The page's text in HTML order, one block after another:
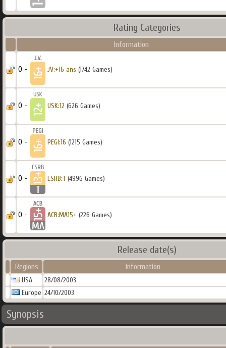
Rating Categories
Information
0 - JV:+16 ans (1742 Games)
0 - USK:12 (626 Games)
0 - PEGI:16 (1215 Games)
0 - ESRB:T(4996 Games)
0 - ACB:MA15+ (226 Games)
Release date(s)
Regions Information
USA
28/08/2003
Europe 24/10/2003
Synopsis